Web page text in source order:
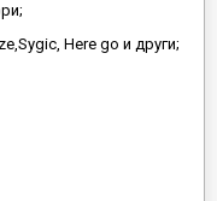
Here go и други;